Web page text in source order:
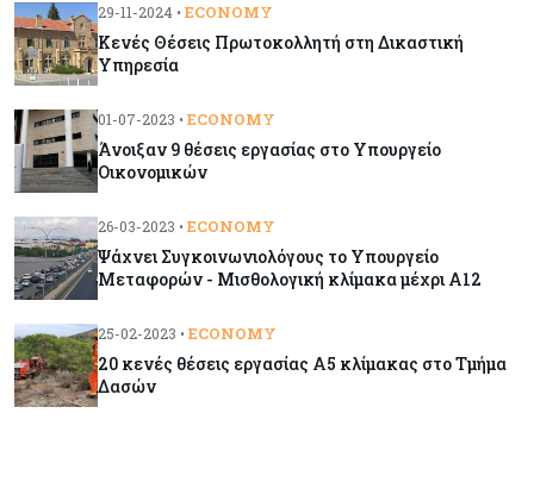
Κόσμος
στις εξελίξεις στη Μ. Ανατολή
Κύπρος
Ανοίγει ξανά από αύριο η οδική πρόσβαση στις
αφίξεις του αεροδρομίου Λάρνακας
αναμένεται η μελέτη ΕΤΕπ για συμμετοχή
29-11-2024 • ECONOMY
Κενές Θέσεις Πρωτοκολλητή στη Δικαστική
Υπηρεσία
01-07-2023 • ECONOMY
Άνοιξαν 9 θέσεις εργασίας στο Υπουργείο
Οικονομικών
26-03-2023 • ECONOMY
Ψάχνει Συγκοινωνιολόγους το Υπουργείο
Μεταφορών - Μισθολογική κλίμακα μέχρι Α12
25-02-2023 • ECONOMY
20 κενές θέσεις εργασίας Α5 κλίμακας στο Τμήμα
Δασών